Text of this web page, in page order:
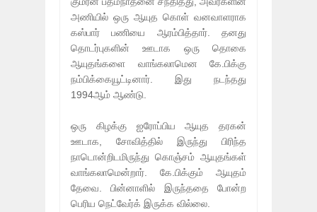
அணியில் ஒரு ஆயுத கொள் வனவாளராக
கஸ்பார் பணியை ஆரம்பித்தார். தனது
தொடர்புகளின் ஊடாக ஒரு தொகை
ஆயுதங்களை வாங்கலாமென கே.பிக்கு
நம்பிக்கையூட்டினார். இது நடந்தது
1994ஆம் ஆண்டு.
ஒரு கிழக்கு ஐரோப்பிய ஆயுத தரகன்
ஊடாக, சோவித்தில் இருந்து பிரிந்த
நாடொன்றிடமிருந்து கொஞ்சம் ஆயுதங்கள்
வாங்கலாமென்றார். கே.பிக்கும் ஆயுதம்
தேவை. பின்னாளில் இருந்ததை போன்ற
பெரிய நெட்வேர்க் இருக்க வில்லை.